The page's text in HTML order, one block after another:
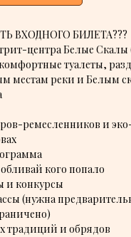
ВХОДНОГО БИЛЕТА???
центра Белые Скалы
туалеты,
местам реки и Белым
ремесленников и
кого попало
и конкурсы
(нужна
традиций и обрядов